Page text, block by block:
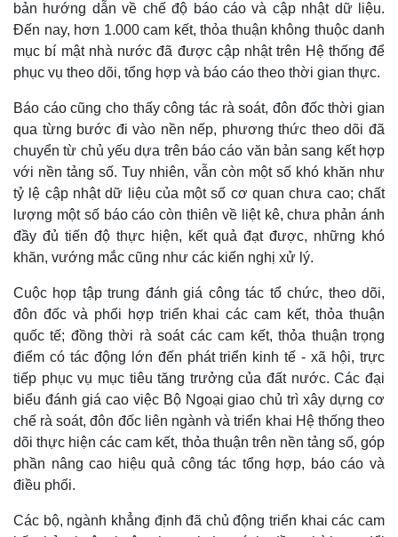
Kinh tế
Bất động sản
Khởi nghiệp
Thị trường
Giá vàng
Tiêu dùng
Chứng khoán
Giá cà phê
bản hướng dẫn về chế độ báo cáo và cập nhật dữ liệu.
Đến nay, hơn 1.000 cam kết, thỏa thuận không thuộc danh
mục bí mật nhà nước đã được cập nhật trên Hệ thống để
phục vụ theo dõi, tổng hợp và báo cáo theo thời gian thực.
Báo cáo cũng cho thấy công tác rà soát, đôn đốc thời gian
qua từng bước đi vào nền nếp, phương thức theo dõi đã
chuyển từ chủ yếu dựa trên báo cáo văn bản sang kết hợp
với nền tảng số. Tuy nhiên, vẫn còn một số khó khăn như
tỷ lệ cập nhật dữ liệu của một số cơ quan chưa cao; chất
lượng một số báo cáo còn thiên về liệt kê, chưa phản ánh
đầy đủ tiến độ thực hiện, kết quả đạt được, những khó
khăn, vướng mắc cũng như các kiến nghị xử lý.
Cuộc họp tập trung đánh giá công tác tổ chức, theo dõi,
đôn đốc và phối hợp triển khai các cam kết, thỏa thuận
quốc tế; đồng thời rà soát các cam kết, thỏa thuận trọng
điểm có tác động lớn đến phát triển kinh tế - xã hội, trực
tiếp phục vụ mục tiêu tăng trưởng của đất nước. Các đại
biểu đánh giá cao việc Bộ Ngoại giao chủ trì xây dựng cơ
chế rà soát, đôn đốc liên ngành và triển khai Hệ thống theo
dõi thực hiện các cam kết, thỏa thuận trên nền tảng số, góp
phần nâng cao hiệu quả công tác tổng hợp, báo cáo và
điều phối.
Các bộ, ngành khẳng định đã chủ động triển khai các cam